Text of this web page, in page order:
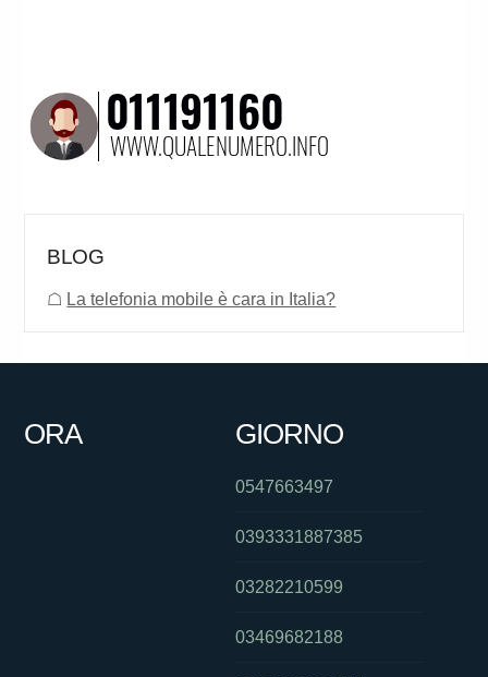
BLOG
☖ La telefonia mobile è cara in Italia?
ORA GIORNO
0547663497
0393331887385
03282210599
03469682188